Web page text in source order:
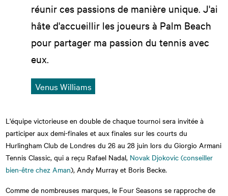
réunir ces passions de manière unique. J'ai
hâte d'accueillir les joueurs à Palm Beach
pour partager ma passion du tennis avec
eux.
Venus Williams
L'équipe victorieuse en double de chaque tournoi sera invitée à
participer aux demi-finales et aux finales sur les courts du
Hurlingham Club de Londres du 26 au 28 juin lors du Giorgio Armani
Tennis Classic, qui a reçu Rafael Nadal, Novak Djokovic (conseiller
bien-être chez Aman), Andy Murray et Boris Becke.
Comme de nombreuses marques, le Four Seasons se rapproche de